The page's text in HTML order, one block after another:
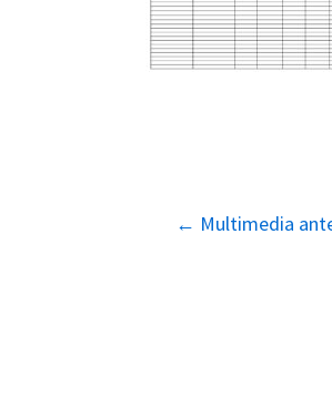
Navegación
← Multimedia